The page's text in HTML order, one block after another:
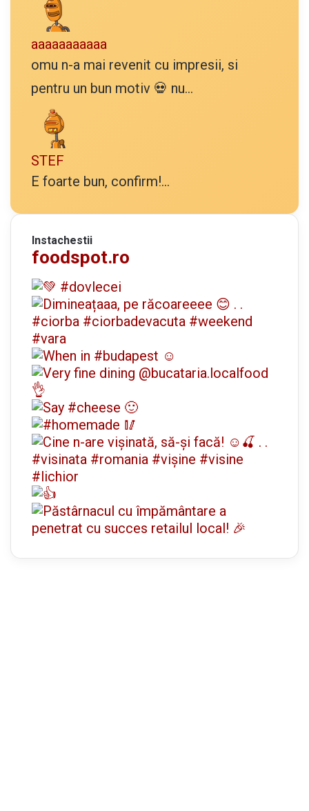
aaaaaaaaaaa
omu n-a mai revenit cu impresii, si
pentru un bun motiv 💀 nu...
STEF
E foarte bun, confirm!...
Instachestii
foodspot.ro